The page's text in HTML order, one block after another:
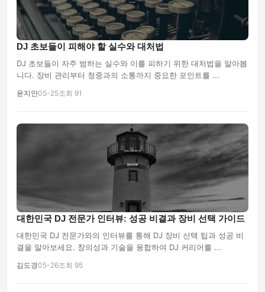
DJ 초보들이 피해야 할 실수와 대처법
DJ 초보들이 자주 범하는 실수와 이를 피하기 위한 대처법을 알아봅
니다. 장비 관리부터 청중과의 소통까지 중요한 포인트를 ...
윤지안05-25조회 91
대한민국 DJ 전문가 인터뷰: 성공 비결과 장비 선택 가이드
대한민국 DJ 전문가와의 인터뷰를 통해 DJ 장비 선택 팁과 성공 비
결을 알아보세요. 창의성과 기술을 융합하여 DJ 커리어를 ...
김도경05-26조회 95